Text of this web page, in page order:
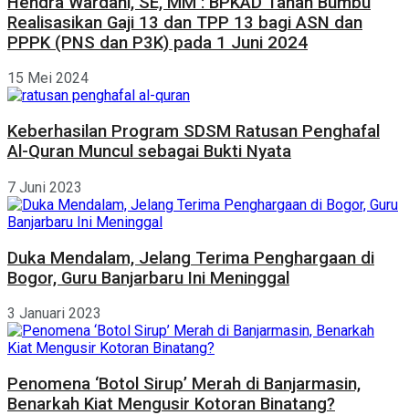
Realisasikan Gaji 13 dan TPP 13 bagi ASN dan
PPPK (PNS dan P3K) pada 1 Juni 2024
15 Mei 2024
Keberhasilan Program SDSM Ratusan Penghafal
Al-Quran Muncul sebagai Bukti Nyata
7 Juni 2023
Duka Mendalam, Jelang Terima Penghargaan di
Bogor, Guru Banjarbaru Ini Meninggal
3 Januari 2023
Penomena ‘Botol Sirup’ Merah di Banjarmasin,
Benarkah Kiat Mengusir Kotoran Binatang?